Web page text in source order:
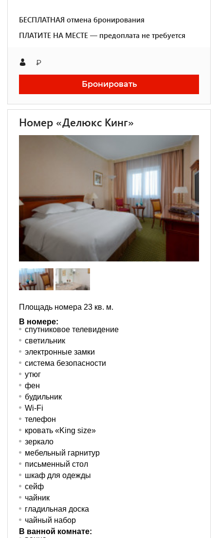
БЕСПЛАТНАЯ отмена бронирования
ПЛАТИТЕ НА МЕСТЕ — предоплата не требуется
₽
Бронировать
Номер «Делюкс Кинг»
Площадь номера 23 кв. м.
В номере:
спутниковое телевидение
светильник
электронные замки
система безопасности
утюг
фен
будильник
Wi-Fi
телефон
кровать «King size»
зеркало
мебельный гарнитур
письменный стол
шкаф для одежды
сейф
чайник
гладильная доска
чайный набор
В ванной комнате: